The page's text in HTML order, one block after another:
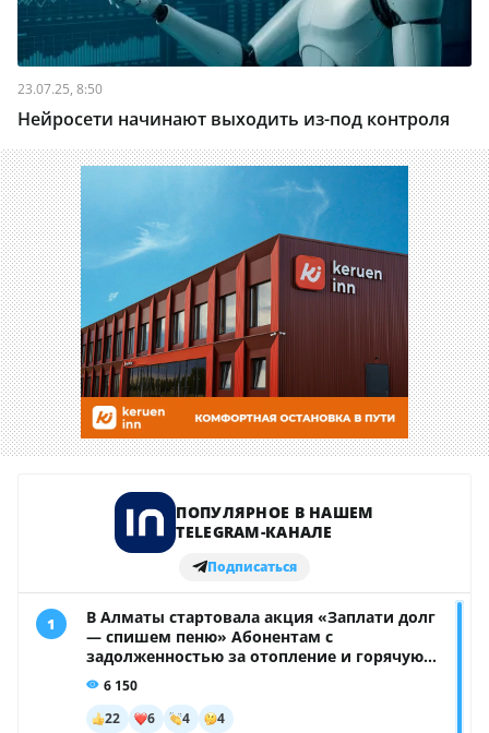
23.07.25, 8:50
Нейросети начинают выходить из-под контроля